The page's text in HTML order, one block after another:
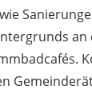
an